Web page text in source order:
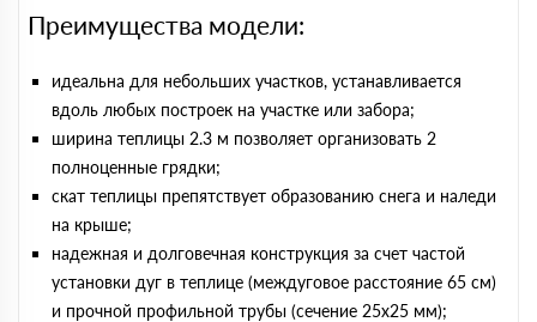
Преимущества модели:
идеальна для небольших участков, устанавливается
вдоль любых построек на участке или забора;
ширина теплицы 2.3 м позволяет организовать 2
полноценные грядки;
скат теплицы препятствует образованию снега и наледи
на крыше;
надежная и долговечная конструкция за счет частой
установки дуг в теплице (междуговое расстояние 65 см)
и прочной профильной трубы (сечение 25х25 мм);